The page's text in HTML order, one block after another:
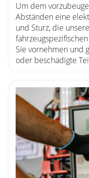
Um dem
Abständen eine
und Sturz, die
Sie vornehmen und
oder beschädigte